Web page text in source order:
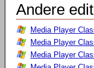
Andere
Media Player
Media Player
Media Player